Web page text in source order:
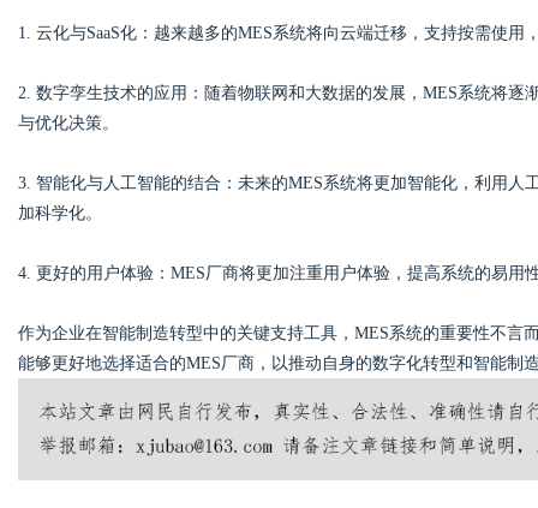
1. 云化与SaaS化：越来越多的MES系统将向云端迁移，支持按需使用
2. 数字孪生技术的应用：随着物联网和大数据的发展，MES系统将
与优化决策。
3. 智能化与人工智能的结合：未来的MES系统将更加智能化，利用
加科学化。
4. 更好的用户体验：MES厂商将更加注重用户体验，提高系统的易
作为企业在智能制造转型中的关键支持工具，MES系统的重要性不言
能够更好地选择适合的MES厂商，以推动自身的数字化转型和智能制